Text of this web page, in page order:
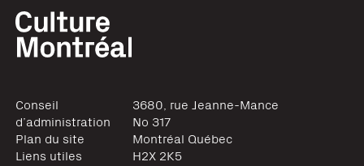
Conseil
d’administration
Plan du site
Liens utiles
3680, rue Jeanne-Mance
No 317
Montréal Québec
H2X 2K5